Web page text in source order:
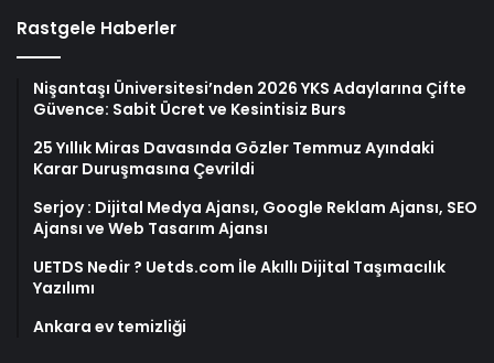
Rastgele Haberler
Nişantaşı Üniversitesi’nden 2026 YKS Adaylarına Çifte
Güvence: Sabit Ücret ve Kesintisiz Burs
25 Yıllık Miras Davasında Gözler Temmuz Ayındaki
Karar Duruşmasına Çevrildi
Serjoy : Dijital Medya Ajansı, Google Reklam Ajansı, SEO
Ajansı ve Web Tasarım Ajansı
UETDS Nedir ? Uetds.com İle Akıllı Dijital Taşımacılık
Yazılımı
Ankara ev temizliği